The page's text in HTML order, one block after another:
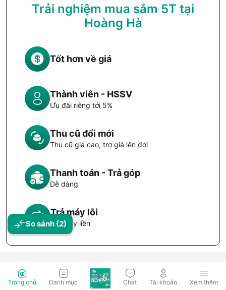
So sánh (2)
Trải nghiệm mua sắm 5T tại
Hoàng Hà
Tốt hơn về giá
Thành viên - HSSV
Ưu đãi riêng tới 5%
Thu cũ đổi mới
Thu cũ giá cao, trợ giá lên đời
Thanh toán - Trả góp
Dễ dàng
Trả máy lỗi
Đổi máy liền
Trang chủ Danh mục Chat Tài khoản Xem thêm